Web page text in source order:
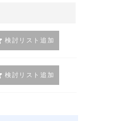
検討リスト追加
検討リスト追加